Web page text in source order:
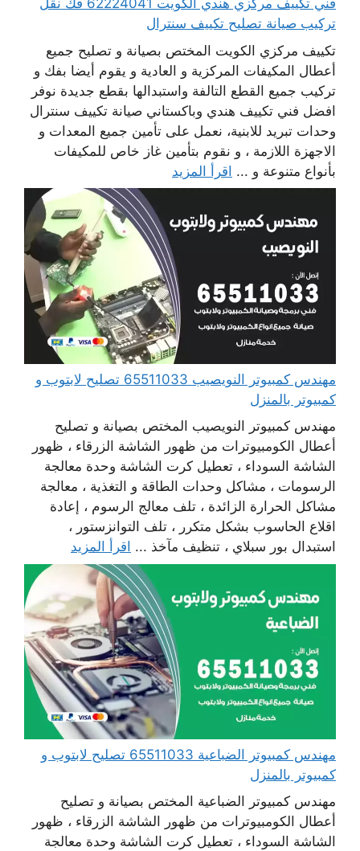
فني تكييف مركزي هندي الكويت 62224041 فك نقل
تركيب صيانة تصليح تكييف سنترال
تكييف مركزي الكويت المختص بصيانة و تصليح جميع
أعطال المكيفات المركزية و العادية و يقوم أيضا بفك و
تركيب جميع القطع التالفة واستبدالها بقطع جديدة نوفر
افضل فني تكييف هندي وباكستاني صيانة تكييف سنترال
وحدات تبريد للابنية، نعمل على تأمين جميع المعدات و
الاجهزة اللازمة ، و نقوم بتأمين غاز خاص للمكيفات
بأنواع متنوعة و ... اقرأ المزيد
مهندس كمبيوتر النويصيب 65511033 تصليح لابتوب و
كمبيوتر بالمنزل
مهندس كمبيوتر النويصيب المختص بصيانة و تصليح
أعطال الكومبيوترات من ظهور الشاشة الزرقاء ، ظهور
الشاشة السوداء ، تعطيل كرت الشاشة وحدة معالجة
الرسومات ، مشاكل وحدات الطاقة و التغذية ، معالجة
مشاكل الحرارة الزائدة ، تلف معالج الرسوم ، إعادة
اقلاع الحاسوب بشكل متكرر ، تلف التوانزستور ،
استبدال بور سبلاي ، تنظيف مآخذ ... اقرأ المزيد
مهندس كمبيوتر الضباعية 65511033 تصليح لابتوب و
كمبيوتر بالمنزل
مهندس كمبيوتر الضباعية المختص بصيانة و تصليح
أعطال الكومبيوترات من ظهور الشاشة الزرقاء ، ظهور
الشاشة السوداء ، تعطيل كرت الشاشة وحدة معالجة